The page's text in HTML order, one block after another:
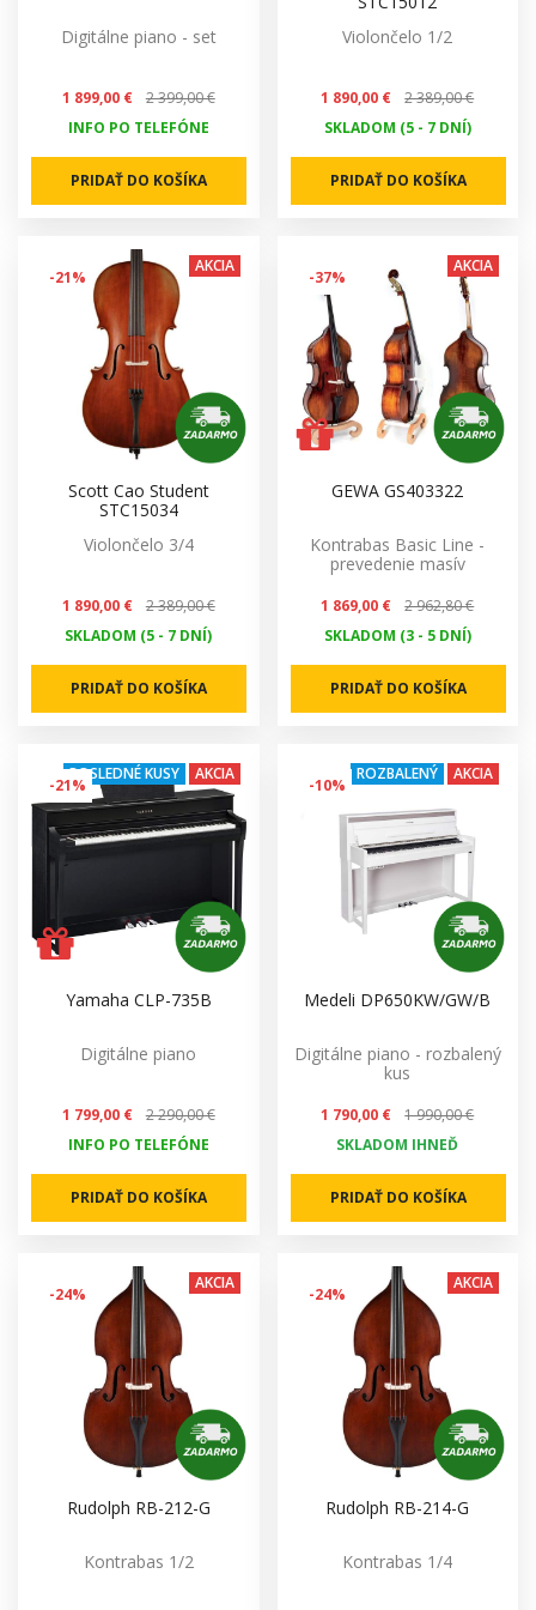
Digitálne piano - set
1 899,00 €
2 399,00 €
INFO PO TELEFÓNE
PRIDAŤ DO KOŠÍKA
Violončelo 1/2
1 890,00 €
2 389,00 €
SKLADOM (5 - 7 DNÍ)
PRIDAŤ DO KOŠÍKA
-21%
AKCIA
Scott Cao Student
STC15034
Violončelo 3/4
1 890,00 €
2 389,00 €
SKLADOM (5 - 7 DNÍ)
PRIDAŤ DO KOŠÍKA
-37%
AKCIA
GEWA GS403322
Kontrabas Basic Line -
prevedenie masív
1 869,00 €
2 962,80 €
SKLADOM (3 - 5 DNÍ)
PRIDAŤ DO KOŠÍKA
-21%
POSLEDNÉ KUSY AKCIA
Yamaha CLP-735B
Digitálne piano
1 799,00 €
2 290,00 €
INFO PO TELEFÓNE
PRIDAŤ DO KOŠÍKA
-10%
ROZBALENÝ AKCIA
Medeli DP650KW/GW/B
Digitálne piano - rozbalený
kus
1 790,00 €
1 990,00 €
SKLADOM IHNEĎ
PRIDAŤ DO KOŠÍKA
-24%
AKCIA
Rudolph RB-212-G
Kontrabas 1/2
-24%
AKCIA
Rudolph RB-214-G
Kontrabas 1/4